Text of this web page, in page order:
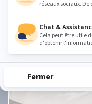
Simplifiez-vous
-30%